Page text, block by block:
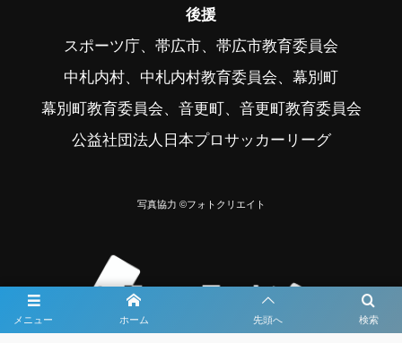
メニュー 検索
ホーム 先頭へ
後援
スポーツ庁、帯広市、帯広市教育委員会
中札内村、中札内村教育委員会、幕別町
幕別町教育委員会、音更町、音更町教育委員会
公益社団法人日本プロサッカーリーグ
写真協力 ©フォトクリエイト